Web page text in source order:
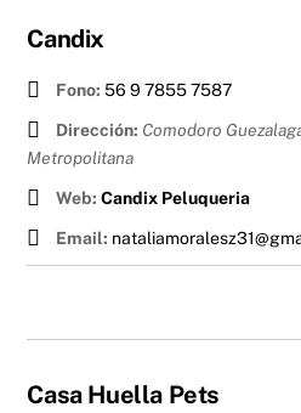
Candix
Fono: 56 9 7855 7587
Dirección: Comodoro
Metropolitana
Web: Candix Peluqueria
Email:
Casa Huella Pets